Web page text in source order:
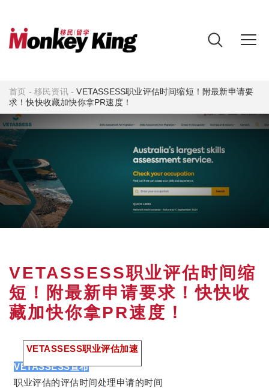
首页 -移民资讯-VETASSESS职业评估时间缩短！附最新申请要
求！快快收藏加快你拿PR速度！
VETASSESS职业评估时间缩
短！附最新申请要求！快快收
藏加快你拿PR速度！
VETASSESS职业评估加速
VETASSESS宣布
职业评估的评估时间处理申请的时间